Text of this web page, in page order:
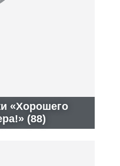
«Хорошего
(88)